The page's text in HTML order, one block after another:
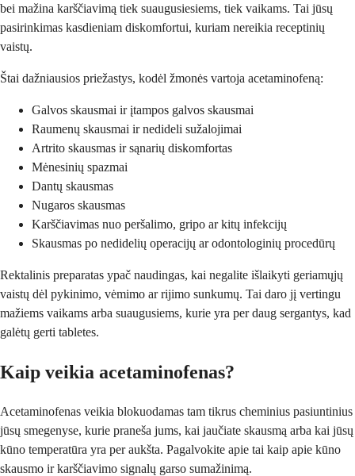
bei mažina karščiavimą tiek suaugusiesiems, tiek vaikams. Tai jūsų
pasirinkimas kasdieniam diskomfortui, kuriam nereikia receptinių
vaistų.
Štai dažniausios priežastys, kodėl žmonės vartoja acetaminofeną:
Galvos skausmai ir įtampos galvos skausmai
Raumenų skausmai ir nedideli sužalojimai
Artrito skausmas ir sąnarių diskomfortas
Mėnesinių spazmai
Dantų skausmas
Nugaros skausmas
Karščiavimas nuo peršalimo, gripo ar kitų infekcijų
Skausmas po nedidelių operacijų ar odontologinių procedūrų
Rektalinis preparatas ypač naudingas, kai negalite išlaikyti geriamųjų
vaistų dėl pykinimo, vėmimo ar rijimo sunkumų. Tai daro jį vertingu
mažiems vaikams arba suaugusiems, kurie yra per daug sergantys, kad
galėtų gerti tabletes.
Kaip veikia acetaminofenas?
Acetaminofenas veikia blokuodamas tam tikrus cheminius pasiuntinius
jūsų smegenyse, kurie praneša jums, kai jaučiate skausmą arba kai jūsų
kūno temperatūra yra per aukšta. Pagalvokite apie tai kaip apie kūno
skausmo ir karščiavimo signalų garso sumažinimą.